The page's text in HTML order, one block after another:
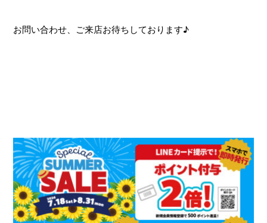
お問い合わせ、ご来店お待ちしております♪